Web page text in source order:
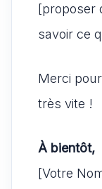
[proposer
savoir ce
Merci
très vite !
À bientôt,
[Votre